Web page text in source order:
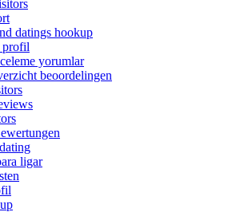
datings hookup
profil
yorumlar
beoordelingen
ligar